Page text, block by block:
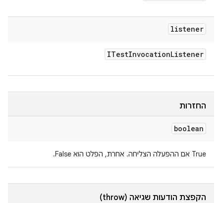
listener
ITestInvocationListener
החזרות
boolean
‫True אם ההפעלה הצליחה. אחרת, הפלט הוא False.
הקפצת הודעות שגיאה (throw)